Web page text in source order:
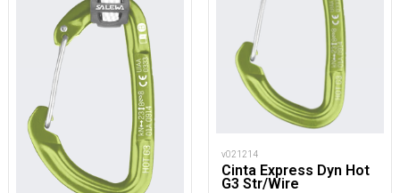
v021214
Cinta Express Dyn Hot
G3 Str/Wire